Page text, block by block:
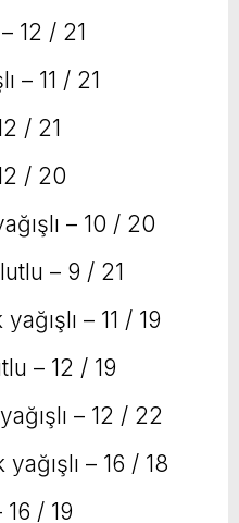
12 / 21
– 11 / 21
/ 21
/ 20
– 10 / 20
– 9 / 21
– 11 / 19
– 12 / 19
– 12 / 22
– 16 / 18
/ 19